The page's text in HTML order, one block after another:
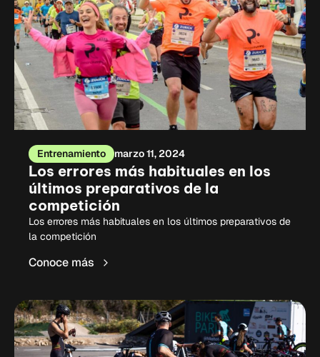
Entrenamiento marzo 11, 2024
Los errores más habituales en los
últimos preparativos de la
competición
Los errores más habituales en los últimos preparativos de
la competición
Conoce más